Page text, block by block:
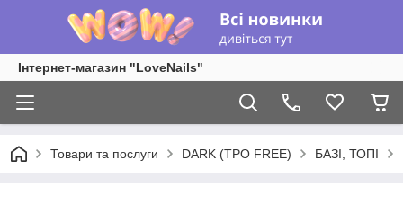
Інтернет-магазин "LoveNails"
Товари та послуги DARK (TPO FREE) БАЗІ, ТОПІ